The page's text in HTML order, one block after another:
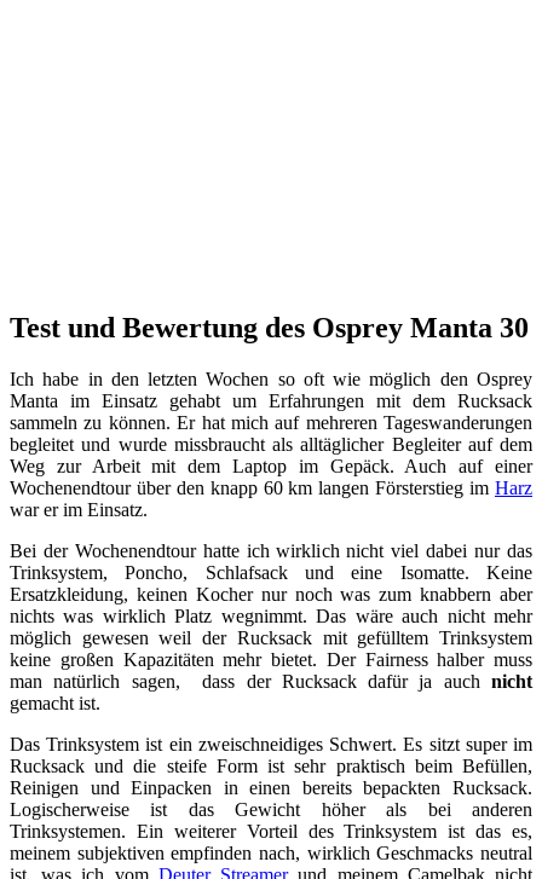
Test und Bewertung des Osprey Manta 30
Ich habe in den letzten Wochen so oft wie möglich den Osprey
Manta im Einsatz gehabt um Erfahrungen mit dem Rucksack
sammeln zu können. Er hat mich auf mehreren Tageswanderungen
begleitet und wurde missbraucht als alltäglicher Begleiter auf dem
Weg zur Arbeit mit dem Laptop im Gepäck. Auch auf einer
Wochenendtour über den knapp 60 km langen Försterstieg im Harz
war er im Einsatz.
Bei der Wochenendtour hatte ich wirklich nicht viel dabei nur das
Trinksystem, Poncho, Schlafsack und eine Isomatte. Keine
Ersatzkleidung, keinen Kocher nur noch was zum knabbern aber
nichts was wirklich Platz wegnimmt. Das wäre auch nicht mehr
möglich gewesen weil der Rucksack mit gefülltem Trinksystem
keine großen Kapazitäten mehr bietet. Der Fairness halber muss
man natürlich sagen, dass der Rucksack dafür ja auch nicht
gemacht ist.
Das Trinksystem ist ein zweischneidiges Schwert. Es sitzt super im
Rucksack und die steife Form ist sehr praktisch beim Befüllen,
Reinigen und Einpacken in einen bereits bepackten Rucksack.
Logischerweise ist das Gewicht höher als bei anderen
Trinksystemen. Ein weiterer Vorteil des Trinksystem ist das es,
meinem subjektiven empfinden nach, wirklich Geschmacks neutral
ist, was ich vom Deuter Streamerund meinem Camelbak nicht